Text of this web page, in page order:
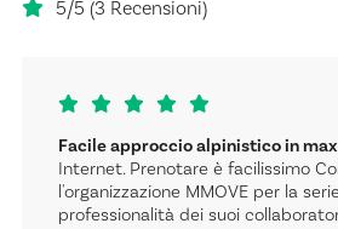
5/5 (3 Recensioni)
Facile approccio alpinistico in
Internet. Prenotare è facilissimo
l'organizzazione MMOVE per la
professionalità dei suoi